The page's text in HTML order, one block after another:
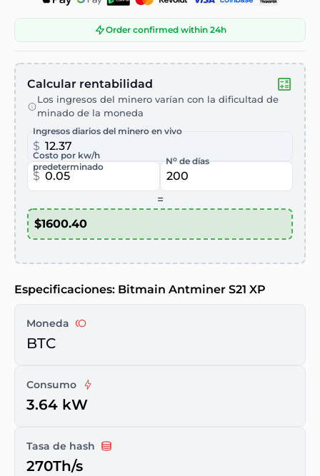
Order confirmed within 24h
Calcular rentabilidad
Los ingresos del minero varían con la dificultad de
minado de la moneda
$
Ingresos diarios del minero en vivo
$
Costo por kw/h
predeterminado
Node días
=
Especificaciones: Bitmain Antminer S21 XP
Moneda
BTC
Consumo
3.64 kW
Tasa de hash
270Th/s